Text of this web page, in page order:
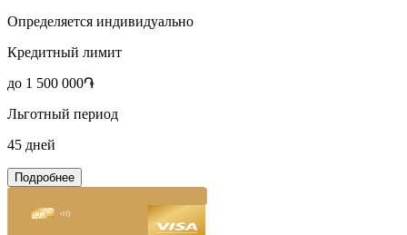
Определяется индивидуально
Кредитный лимит
до 1 500 000֏
Льготный период
45 дней
Подробнее